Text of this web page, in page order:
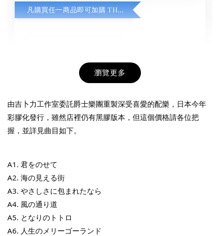
凡購買任一商品即可加購 THT 九週年紀念 T-shirt
NT$ 780
NT$ 880
瀏覽更多
由吉卜力工作室委託爵士樂團重製深受喜愛的配樂，日本今年
彩膠化發行，雖然店裡仍有黑膠版本，但這個價格請各位把
握，並詳見曲目如下。
A1. 君をのせて
A2. 海の見える街
A3. やさしさに包まれたなら
A4. 風の通り道
A5. となりのトトロ
A6. 人生のメリーゴーランド